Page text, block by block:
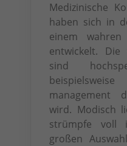
Medizinische
haben sich in
einem wahren
entwickelt. Die
sind
manage­ment
wird. Modisch
strümpfe voll
großen